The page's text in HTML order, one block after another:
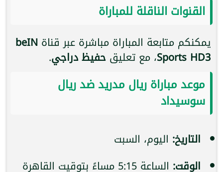
القنوات الناقلة للمباراة
يمكنكم متابعة المباراة مباشرة عبر قناة beIN
Sports HD3، مع تعليق حفيظ دراجي.
موعد مباراة ريال مدريد ضد ريال
سوسيداد
التاريخ: اليوم، السبت
الوقت:
الساعة 5:15 مساءً بتوقيت القاهرة